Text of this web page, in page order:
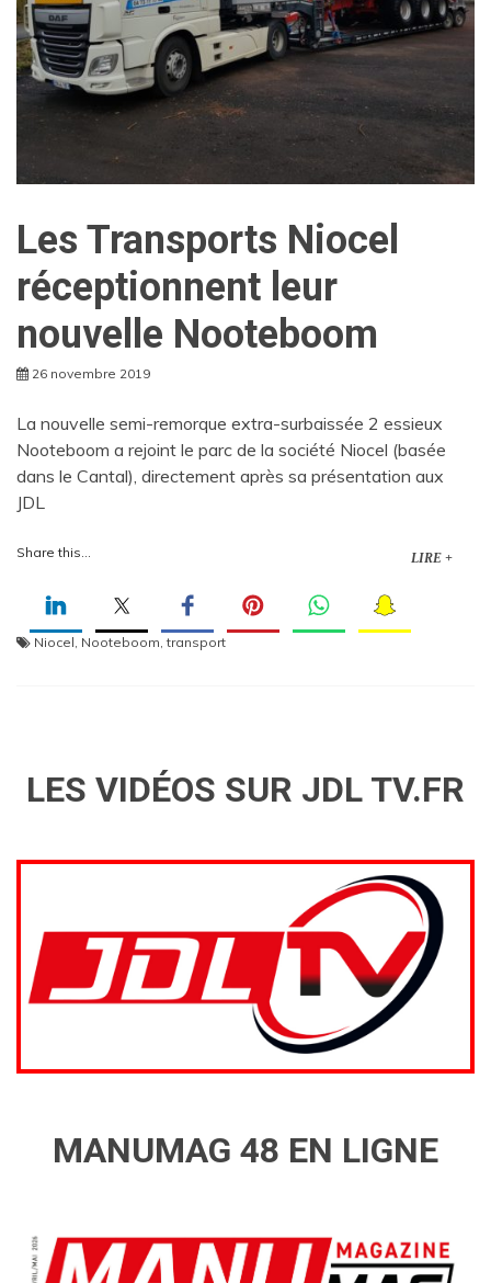
Les Transports Niocel
réceptionnent leur
nouvelle Nooteboom
26 novembre 2019
La nouvelle semi-remorque extra-surbaissée 2 essieux
Nooteboom a rejoint le parc de la société Niocel (basée
dans le Cantal), directement après sa présentation aux
JDL
Share this... LIRE +
Niocel, Nooteboom,transport
LES VIDÉOS SUR JDL TV.FR
MANUMAG 48 EN LIGNE